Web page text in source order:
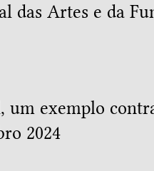
das Artes e da
um exemplo
2024